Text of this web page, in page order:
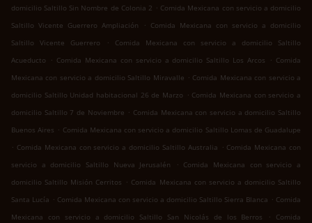
domicilio Saltillo Sin Nombre de Colonia 2 . Comida Mexicana con servicio a domicilio
Saltillo Vicente Guerrero Ampliación
. Comida Mexicana con servicio a domicilio
Saltillo Vicente Guerrero
.
Comida Mexicana con servicio a domicilio Saltillo
Acueducto
. Comida Mexicana con servicio a domicilio Saltillo Los Arcos . Comida
Mexicana con servicio a domicilio Saltillo Miravalle . Comida Mexicana con servicio a
domicilio Saltillo Unidad habitacional 26 de Marzo . Comida Mexicana con servicio a
domicilio Saltillo 7 de Noviembre . Comida Mexicana con servicio a domicilio Saltillo
Buenos Aires . Comida Mexicana con servicio a domicilio Saltillo Lomas de Guadalupe
. Comida Mexicana con servicio a domicilio Saltillo Australia . Comida Mexicana con
servicio a domicilio Saltillo Nueva Jerusalén
. Comida Mexicana con servicio a
domicilio Saltillo Misión Cerritos . Comida Mexicana con servicio a domicilio Saltillo
Santa Lucía . Comida Mexicana con servicio a domicilio Saltillo Sierra Blanca . Comida
Mexicana con servicio a domicilio Saltillo San Nicolás de los Berros
.
Comida